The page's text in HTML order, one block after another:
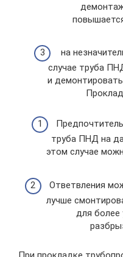
на
случае труба
и
труба ПНД на
этом случае
Ответвления
лучше
для более